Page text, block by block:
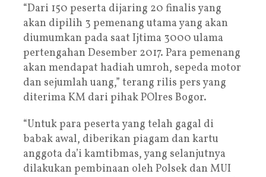
“Dari 150 peserta dijaring 20 finalis yang
akan dipilih 3 pemenang utama yang akan
diumumkan pada saat Ijtima 3000 ulama
pertengahan Desember 2017. Para pemenang
akan mendapat hadiah umroh, sepeda motor
dan sejumlah uang,” terang rilis pers yang
diterima KM dari pihak POlres Bogor.
“Untuk para peserta yang telah gagal di
babak awal, diberikan piagam dan kartu
anggota da’i kamtibmas, yang selanjutnya
dilakukan pembinaan oleh Polsek dan MUI